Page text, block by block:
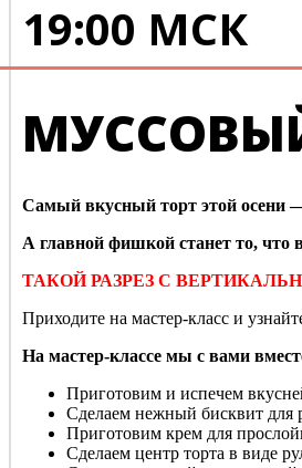
19:00 МСК
Самый вкусный торт этой осени
А главной фишкой станет то, что
ТАКОЙ РАЗРЕЗ С
Приходите на мастер-класс и
На мастер-классе мы с вами
Приготовим и испечем
Сделаем нежный бисквит для
Приготовим крем для
Сделаем центр торта в виде